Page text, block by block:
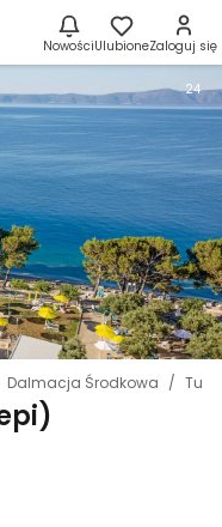
NowościUlubioneZaloguj się
Dalmacja Środkowa
24